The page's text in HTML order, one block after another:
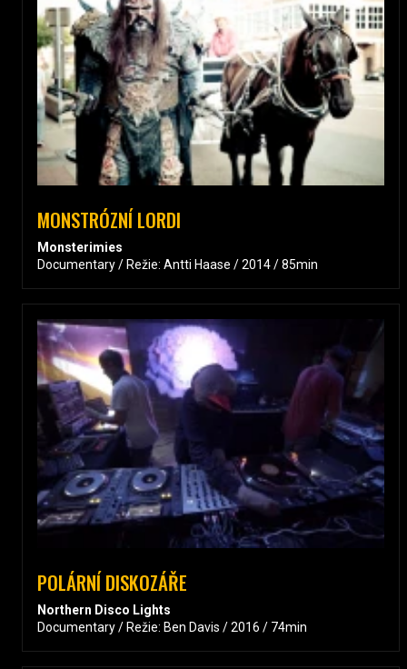
MONSTRÓZNÍ LORDI
Monsterimies
Documentary / Režie: Antti Haase / 2014 / 85min
POLÁRNÍ DISKOZÁŘE
Northern Disco Lights
Documentary / Režie: Ben Davis / 2016 / 74min